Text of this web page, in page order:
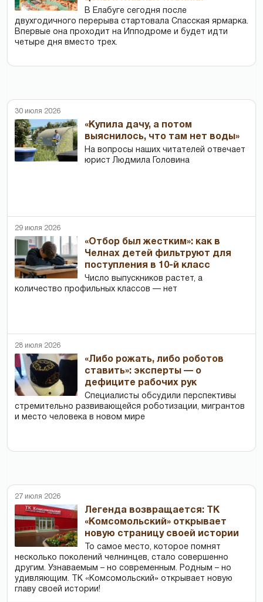
В Елабуге сегодня после
двухгодичного перерыва стартовала Спасская ярмарка.
Впервые она проходит на Ипподроме и будет идти
четыре дня вместо трех.
30 июля 2026
«Купила дачу, а потом
выяснилось, что там нет воды»
На вопросы наших читателей отвечает
юрист Людмила Головина
29 июля 2026
«Отбор был жестким»: как в
Челнах детей фильтруют для
поступления в 10-й класс
Число выпускников растет, а
количество профильных классов — нет
28 июля 2026
«Либо рожать, либо роботов
ставить»: эксперты — о
дефиците рабочих рук
Специалисты обсудили перспективы
стремительно развивающейся роботизации, мигрантов
и место человека в новом мире
27 июля 2026
Легенда возвращается: ТК
«Комсомольский» открывает
новую страницу своей истории
То самое место, которое помнят
несколько поколений челнинцев, стало совершенно
другим. Узнаваемым – но современным. Родным – но
удивляющим. ТК «Комсомольский» открывает новую
главу своей истории!